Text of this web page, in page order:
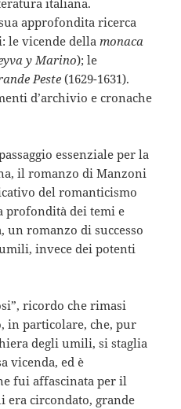
approfondita ricerca
le vicende della monaca
y Marino); le
Peste(1629-1631).
d’archivio e cronache
essenziale per la
il romanzo di Manzoni
del romanticismo
profondità dei temi e
un romanzo di successo
invece dei potenti
ricordo che rimasi
in particolare, che, pur
degli umili, si staglia
vicenda, ed è
fui affascinata per il
era circondato, grande